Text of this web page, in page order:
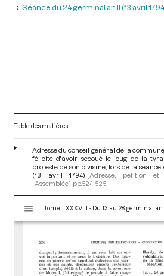
Séance du 24 germinal an II (13 avril
Table des matières
Adresse du conseil général de la
félicite d'avoir secoué le joug de la
proteste de son civisme, lors de la
(13 avril 1794) [Adresse, pétition
l’Assemblée] pp.524-525
s
Tome LXXXVIII - Du 13 au 28 germinal an